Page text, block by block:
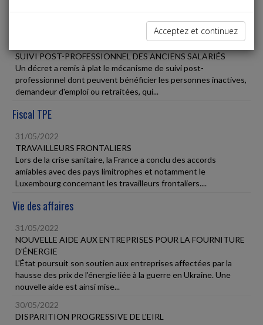
SUIVI POST-PROFESSIONNEL DES ANCIENS SALARIÉS
Un décret a remis à plat le mécanisme de suivi post-
professionnel dont peuvent bénéficier les personnes inactives,
demandeur d'emploi ou retraitées, qui...
Fiscal TPE
31/05/2022
TRAVAILLEURS FRONTALIERS
Lors de la crise sanitaire, la France a conclu des accords
amiables avec des pays limitrophes et notamment le
Luxembourg concernant les travailleurs frontaliers....
Vie des affaires
31/05/2022
NOUVELLE AIDE AUX ENTREPRISES POUR LA FOURNITURE
D'ÉNERGIE
L'État poursuit son soutien aux entreprises affectées par la
hausse des prix de l'énergie liée à la guerre en Ukraine. Une
nouvelle aide est ainsi mise...
30/05/2022
DISPARITION PROGRESSIVE DE L'EIRL
Acceptez et continuez